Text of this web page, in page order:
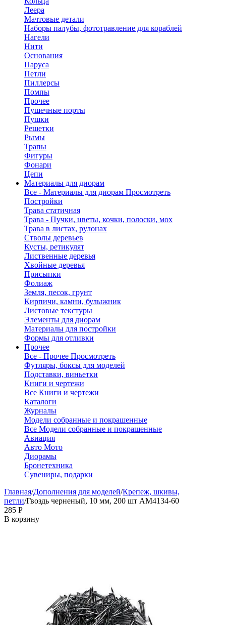
Леера
Мачтовые детали
Наборы палубы, фототравление для кораблей
Нагели
Нити
Основания
Паруса
Петли
Пиллерсы
Помпы
Прочее
Пушечные порты
Пушки
Решетки
Рымы
Трапы
Фигуры
Фонари
Цепи
Материалы для диорам
Все - Материалы для диорам Просмотреть
Постройки
Трава статичная
Трава - Пучки, цветы, кочки, полоски, мох
Трава в листах, рулонах
Стволы деревьев
Кусты, ретикулят
Лиственные деревья
Хвойные деревья
Присыпки
Фолиаж
Земля, песок, грунт
Кирпичи, камни, булыжник
Листовые текстуры
Элементы для диорам
Материалы для постройки
Формы для отливки
Прочее
Все - Прочее Просмотреть
Футляры, боксы для моделей
Подставки, виньетки
Книги и чертежи
Все Книги и чертежи
Каталоги
Журналы
Модели собранные и покрашенные
Все Модели собранные и покрашенные
Авиация
Авто Мото
Диорамы
Бронетехника
Сувениры, подарки
Главная/Дополнения для моделей/Крепеж, шкивы,
петли/Гвоздь черненый, 10 мм, 200 шт AM4134-60
‍285‍ Р
В корзину